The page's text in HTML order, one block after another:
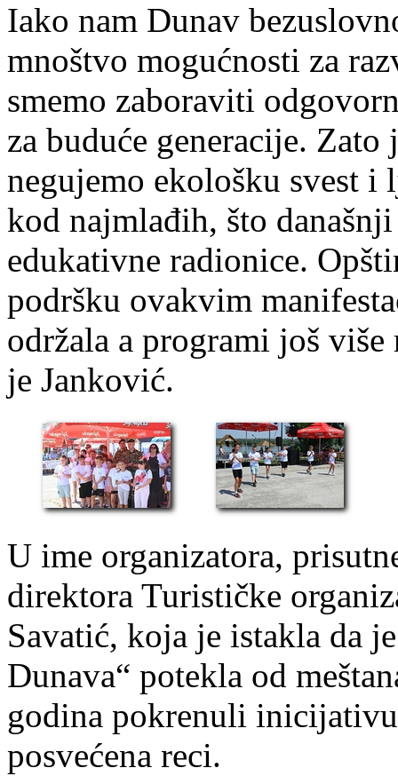
Iako nam Dunav
mnoštvo mogućnosti za
smemo zaboraviti
za buduće generacije. Zato
negujemo ekološku svest i
kod najmlađih, što
edukativne radionice.
podršku ovakvim
održala a programi još
je Janković.
U ime organizatora,
direktora Turističke
Savatić, koja je istakla da
Dunava“ potekla od
godina pokrenuli
posvećena reci.